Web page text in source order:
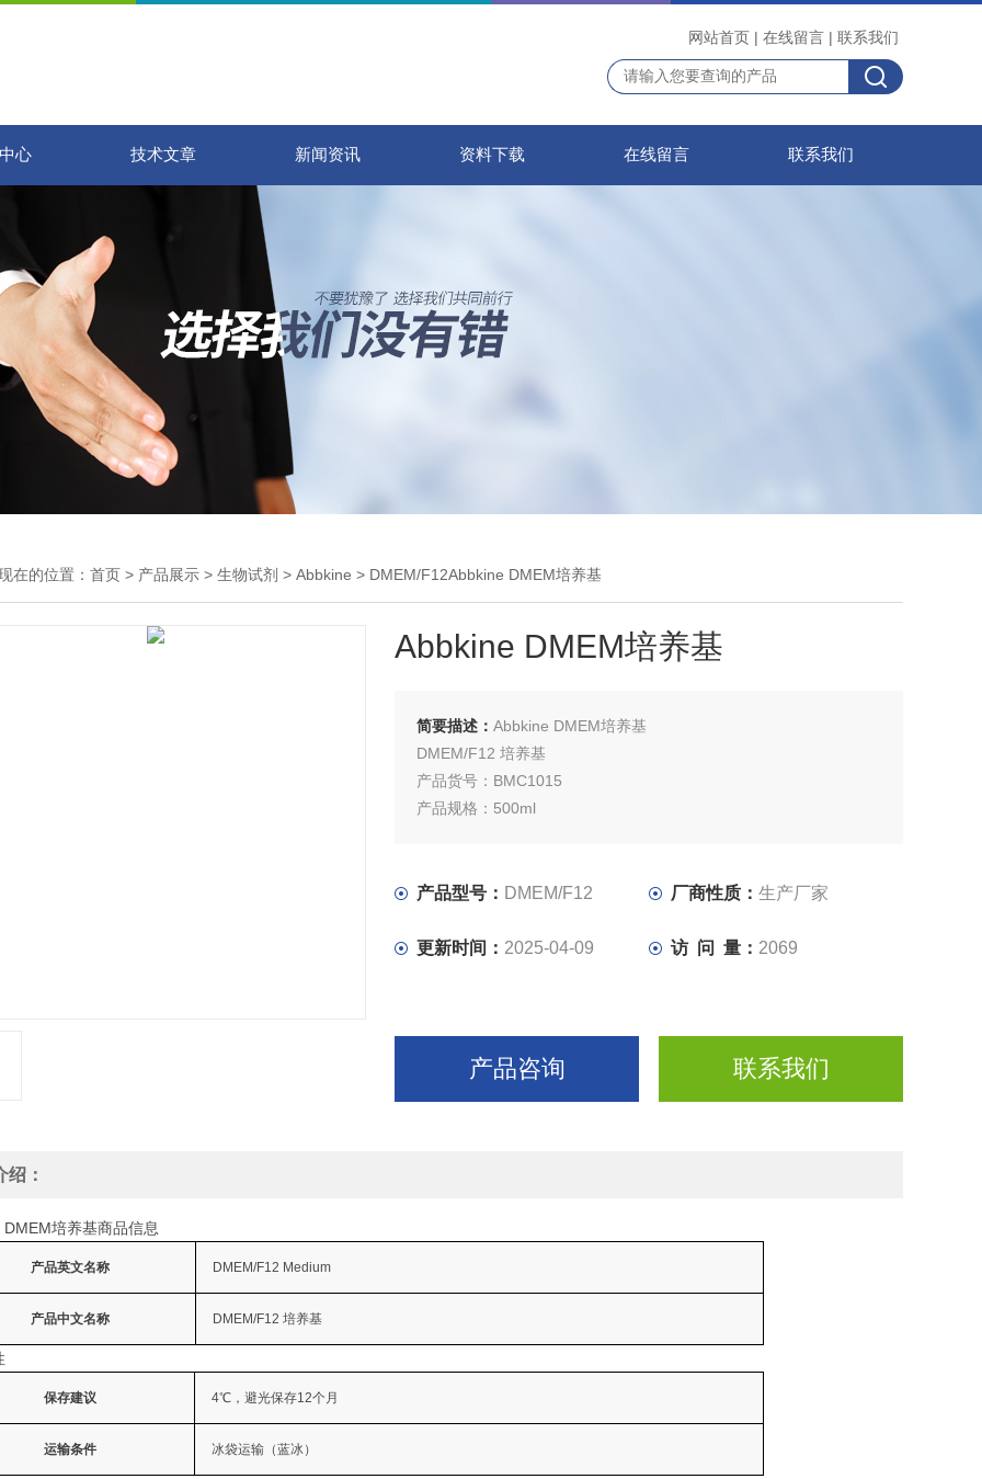
网站首页 | 在线留言 | 联系我们
心 技术文章 新闻资讯 资料下载 在线留言 联系我们
在的位置： 首页 > 产品展示 > 生物试剂 > Abbkine > DMEM/F12Abbkine DMEM培养基
Abbkine DMEM培养基
简要描述：Abbkine DMEM培养基
DMEM/F12 培养基
产品货号：BMC1015
产品规格：500ml
产品型号： DMEM/F12 厂商性质：生产厂家
更新时间： 2025-04-09 访 问 量： 2069
产品咨询 联系我们
绍：
培养基商品信息
产品英文名称 DMEM/F12 Medium
产品中文名称 DMEM/F12 培养基
保存建议 4℃，避光保存12个月
运输条件 冰袋运输（蓝冰）